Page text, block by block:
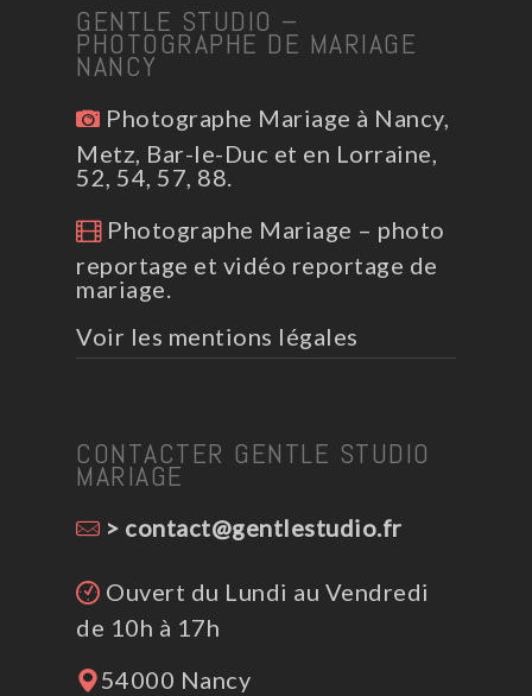
GENTLE STUDIO –
PHOTOGRAPHE DE MARIAGE
NANCY
Photographe Mariage à Nancy,
Metz, Bar-le-Duc et en Lorraine,
52, 54, 57, 88.
Photographe Mariage – photo
reportage et vidéo reportage de
mariage.
Voir les mentions légales
CONTACTER GENTLE STUDIO
MARIAGE
> contact@gentlestudio.fr
Ouvert du Lundi au Vendredi
de 10h à 17h
54000 Nancy